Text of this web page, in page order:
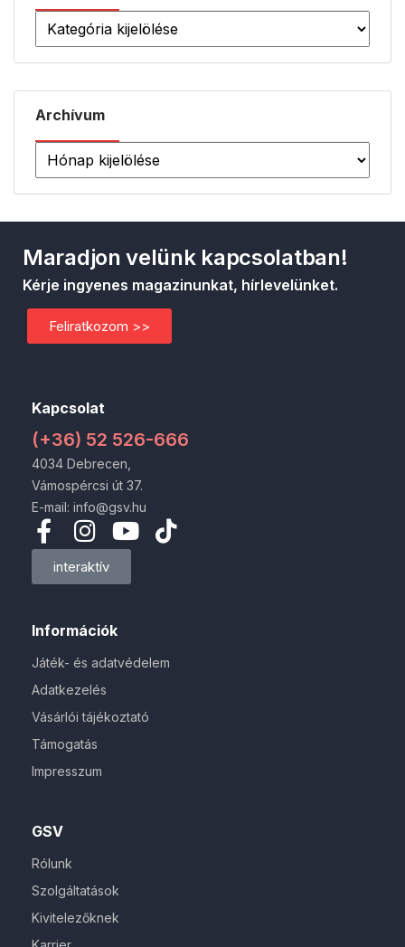
Archívum
GSV
Rólunk
Szolgáltatások
Kivitelezőknek
Információk
Játék- és adatvédelem
Adatkezelés
Vásárlói tájékoztató
Támogatás
Impresszum
Kapcsolat
(+36) 52 526-666
4034 Debrecen,
Vámospércsi út 37.
E-mail: info@gsv.hu
interaktív
Maradjon velünk kapcsolatban!
Kérje ingyenes magazinunkat, hírlevelünket.
Feliratkozom >>